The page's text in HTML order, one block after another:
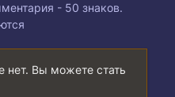
- 50 знаков.
нет. Вы можете стать